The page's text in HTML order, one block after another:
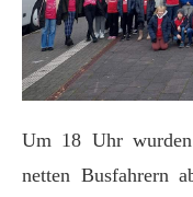
Um 18 Uhr
netten Busfahrern